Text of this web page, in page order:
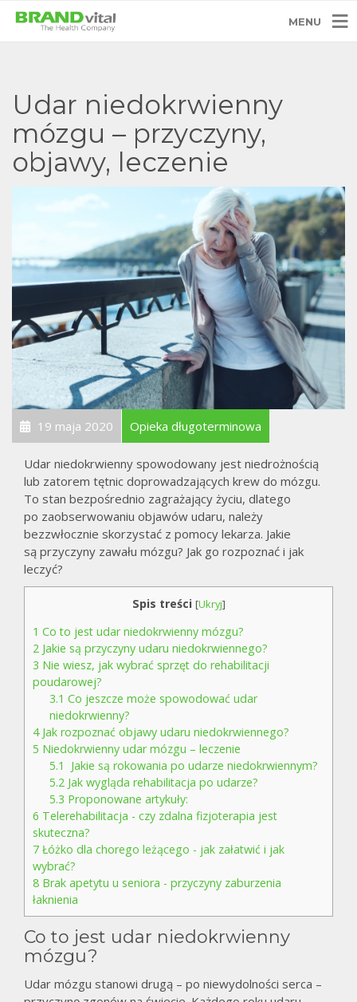
MENU
Udar niedokrwienny
mózgu – przyczyny,
objawy, leczenie
19 maja 2020 Opieka długoterminowa
Udar niedokrwienny spowodowany jest niedrożnością
lub zatorem tętnic doprowadzających krew do mózgu.
To stan bezpośrednio zagrażający życiu, dlatego
po zaobserwowaniu objawów udaru, należy
bezzwłocznie skorzystać z pomocy lekarza. Jakie
są przyczyny zawału mózgu? Jak go rozpoznać i jak
leczyć?
Spis treści [Ukryj]
1 Co to jest udar niedokrwienny mózgu?
2 Jakie są przyczyny udaru niedokrwiennego?
3 Nie wiesz, jak wybrać sprzęt do rehabilitacji
poudarowej?
3.1 Co jeszcze może spowodować udar
niedokrwienny?
4Jak rozpoznać objawy udaru niedokrwiennego?
5 Niedokrwienny udar mózgu – leczenie
5.1
Jakie są rokowania po udarze niedokrwiennym?
5.2 Jak wygląda rehabilitacja po udarze?
5.3 Proponowane artykuły:
6 Telerehabilitacja - czy zdalna fizjoterapia jest
skuteczna?
7 Łóżko dla chorego leżącego - jak załatwić i jak
wybrać?
8 Brak apetytu u seniora - przyczyny zaburzenia
łaknienia
Co to jest udar niedokrwienny
mózgu?
Udar mózgu stanowi drugą – po niewydolności serca –